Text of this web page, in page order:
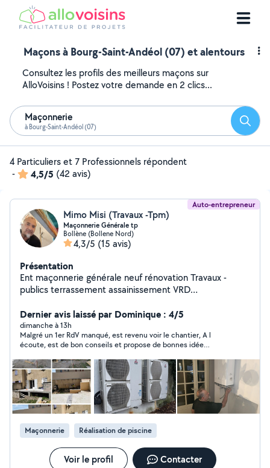
Maçons à Bourg-Saint-Andéol (07) et alentours
Consultez les profils des meilleurs maçons sur
AlloVoisins ! Postez votre demande en 2 clics...
Maçonnerie
à Bourg-Saint-Andéol (07)
4 Particuliers et 7 Professionnels répondent
-
4,5/5 (42 avis)
Auto-entrepreneur
Mimo Misi (Travaux -Tpm)
Maçonnerie Générale tp
Bollène (Bollene Nord)
4,3/5 (15 avis)
Présentation
Ent maçonnerie générale neuf rénovation Travaux -
publics terrassement assainissement VRD
piscine Terrassement fondation tranché décaissement
trou piscine Extension agrandissement Petite livraison
camion 3T5 Façade Carrelage Terrasse Clôture
maçonnée et fixe Pilier de portail Installation portail
manuel motorisé Aménagement extérieur Béton
baleyer désactivé carrelage travertin Stabilisé concassé
clapisrtte chollee Installation fosse toute eaux cuve
récupérateur d'eau pluviale Champ dépendage Interieur
Carrelage SDB neuf rénovation modification Ect.... A
votre demande divers bricoles montage meuble cuisine
installation luminaire lustre ect....JE NE DONNE PAS
PRIX SANS AVOIR FIXÉ LE RDV VUE LE CHANTIER
Dernier avis laissé par Dominique : 4/5
dimanche à 13h
Malgré un 1er RdV manqué, est revenu voir le chantier, A l
écoute, est de bon conseils et propose de bonnes idée
Maçonnerie Réalisation de piscine
Voir le profil Contacter